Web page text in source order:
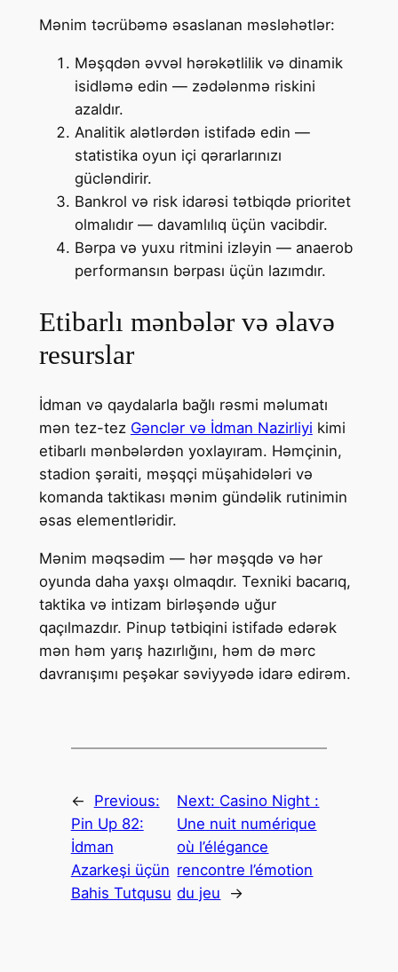
Mənim təcrübəmə əsaslanan məsləhətlər:
Məşqdən əvvəl hərəkətlilik və dinamik
isidləmə edin — zədələnmə riskini
azaldır.
Analitik alətlərdən istifadə edin —
statistika oyun içi qərarlarınızı
gücləndirir.
Bankrol və risk idarəsi tətbiqdə prioritet
olmalıdır — davamlılıq üçün vacibdir.
Bərpa və yuxu ritmini izləyin — anaerob
performansın bərpası üçün lazımdır.
Etibarlı mənbələr və əlavə
resurslar
İdman və qaydalarla bağlı rəsmi məlumatı
mən tez-tez Gənclər və İdman Nazirliyi kimi
etibarlı mənbələrdən yoxlayıram. Həmçinin,
stadion şəraiti, məşqçi müşahidələri və
komanda taktikası mənim gündəlik rutinimin
əsas elementləridir.
Mənim məqsədim — hər məşqdə və hər
oyunda daha yaxşı olmaqdır. Texniki bacarıq,
taktika və intizam birləşəndə uğur
qaçılmazdır. Pinup tətbiqini istifadə edərək
mən həm yarış hazırlığını, həm də mərc
davranışımı peşəkar səviyyədə idarə edirəm.
←
Previous:
Pin Up 82:
İdman
Azarkeşi üçün
Bahis Tutqusu
Next: Casino Night :
Une nuit numérique
où l’élégance
rencontre l’émotion
du jeu
→